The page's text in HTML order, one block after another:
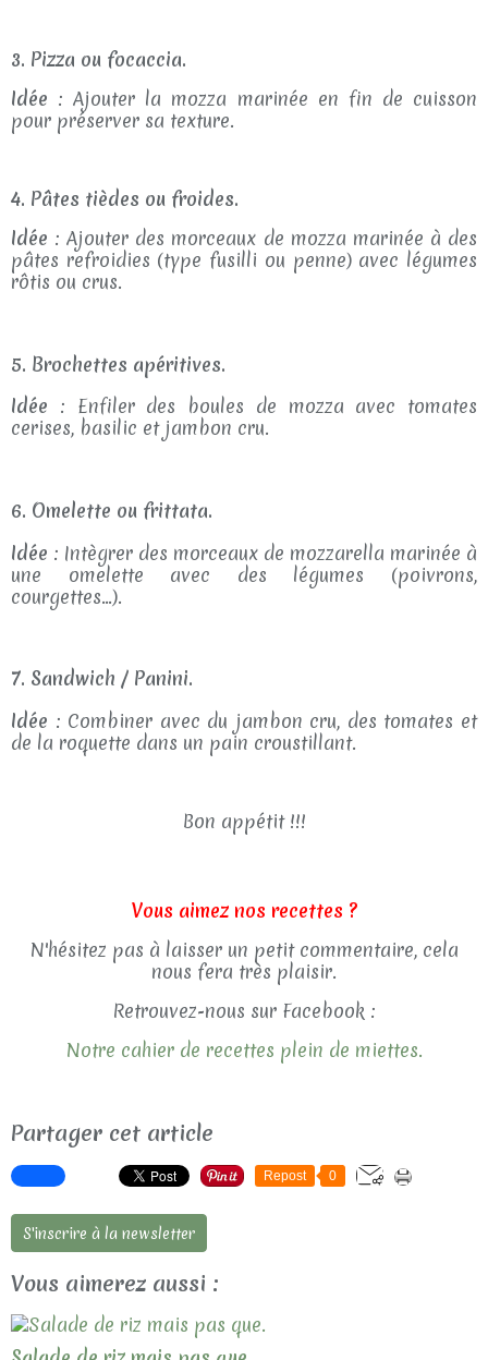
3. Pizza ou focaccia.
Idée : Ajouter la mozza marinée en fin de cuisson
pour préserver sa texture.
4. Pâtes tièdes ou froides.
Idée : Ajouter des morceaux de mozza marinée à des
pâtes refroidies (type fusilli ou penne) avec légumes
rôtis ou crus.
5. Brochettes apéritives.
Idée : Enfiler des boules de mozza avec tomates
cerises, basilic et jambon cru.
6. Omelette ou frittata.
Idée : Intègrer des morceaux de mozzarella marinée à
une omelette avec des légumes (poivrons,
courgettes…).
7. Sandwich / Panini.
Idée : Combiner avec du jambon cru, des tomates et
de la roquette dans un pain croustillant.
Bon appétit !!!
Vous aimez nos recettes ?
N'hésitez pas à laisser un petit commentaire, cela
nous fera très plaisir.
Retrouvez-nous sur Facebook :
Notre cahier de recettes plein de miettes.
Partager cet article
Repost 0
S'inscrire à la newsletter
Vous aimerez aussi :